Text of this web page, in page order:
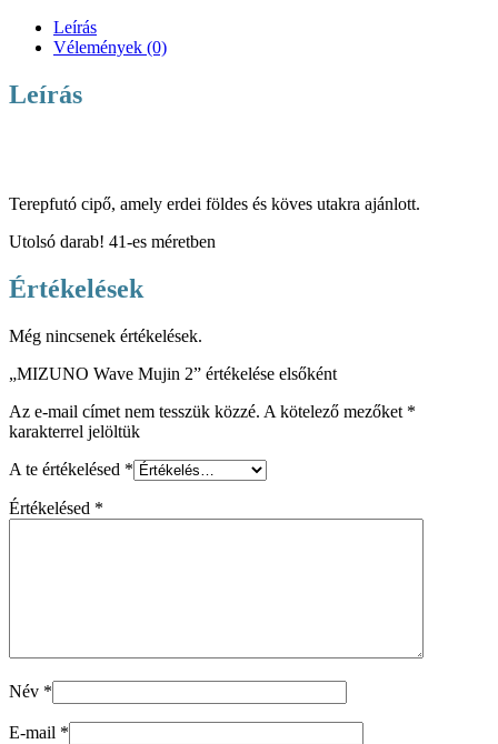
Leírás
Vélemények (0)
Leírás
Terepfutó cipő, amely erdei földes és köves utakra ajánlott.
Utolsó darab! 41-es méretben
Értékelések
Még nincsenek értékelések.
„MIZUNO Wave Mujin 2” értékelése elsőként
Az e-mail címet nem tesszük közzé. A kötelező mezőket *
karakterrel jelöltük
A te értékelésed *
Értékelésed *
Név *
E-mail *